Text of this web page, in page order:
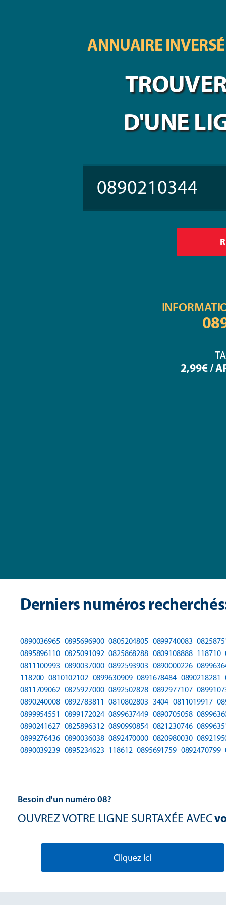
ANNUAIRE
D'UNE
2,99€ /
Derniers numéros
0890036965 0895696900 0805204805 0899740083
0895896110 0825091092 0825868288 0809108888 118710
0811100993 0890037000 0892593903 0890000226
118200 0810102102 0899630909 0891678484 0890218281
0811709062 0825927000 0892502828 0892977107
0890240008 0892783811 0810802803 3404 0811019917
0899954551 0899172024 0899637449 0890705058
0890241627 0825896312 0890990854 0821230746
0899276436 0890036038 0892470000 0820980030
0890039239 0895234623 118612 0895691759 0892470799
Besoin d'un numéro 08?
OUVREZ VOTRE LIGNE SURTAXÉE AVEC
Cliquez ici